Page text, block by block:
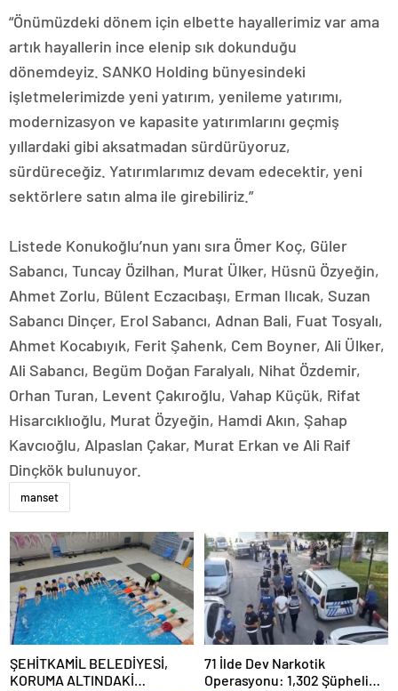
“Önümüzdeki dönem için elbette hayallerimiz var ama
artık hayallerin ince elenip sık dokunduğu
dönemdeyiz. SANKO Holding bünyesindeki
işletmelerimizde yeni yatırım, yenileme yatırımı,
modernizasyon ve kapasite yatırımlarını geçmiş
yıllardaki gibi aksatmadan sürdürüyoruz,
sürdüreceğiz. Yatırımlarımız devam edecektir, yeni
sektörlere satın alma ile girebiliriz.”
Listede Konukoğlu’nun yanı sıra Ömer Koç, Güler
Sabancı, Tuncay Özilhan, Murat Ülker, Hüsnü Özyeğin,
Ahmet Zorlu, Bülent Eczacıbaşı, Erman Ilıcak, Suzan
Sabancı Dinçer, Erol Sabancı, Adnan Bali, Fuat Tosyalı,
Ahmet Kocabıyık, Ferit Şahenk, Cem Boyner, Ali Ülker,
Ali Sabancı, Begüm Doğan Faralyalı, Nihat Özdemir,
Orhan Turan, Levent Çakıroğlu, Vahap Küçük, Rifat
Hisarcıklıoğlu, Murat Özyeğin, Hamdi Akın, Şahap
Kavcıoğlu, Alpaslan Çakar, Murat Erkan ve Ali Raif
Dinçkök bulunuyor.
manset
ŞEHİTKAMİL BELEDİYESİ,
KORUMA ALTINDAKİ
71 İlde Dev Narkotik
Operasyonu: 1,302 Şüpheli